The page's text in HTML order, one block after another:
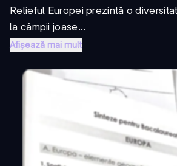
Relieful Europei prezintă o
la câmpii joase...
Afișează mai mult